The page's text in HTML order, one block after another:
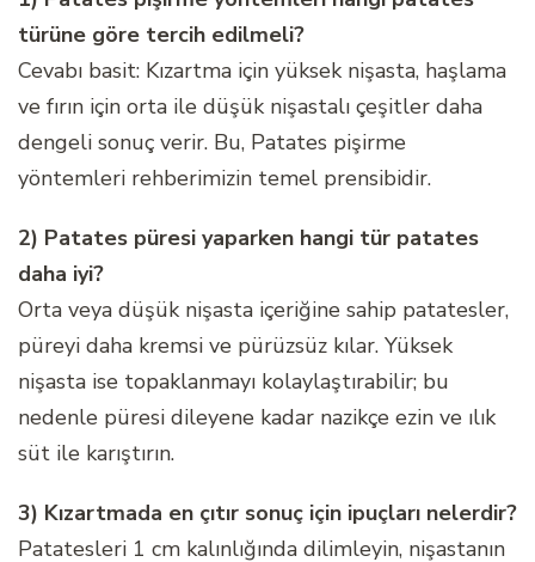
türüne göre tercih edilmeli?
Cevabı basit: Kızartma için yüksek nişasta, haşlama
ve fırın için orta ile düşük nişastalı çeşitler daha
dengeli sonuç verir. Bu, Patates pişirme
yöntemleri rehberimizin temel prensibidir.
2) Patates püresi yaparken hangi tür patates
daha iyi?
Orta veya düşük nişasta içeriğine sahip patatesler,
püreyi daha kremsi ve pürüzsüz kılar. Yüksek
nişasta ise topaklanmayı kolaylaştırabilir; bu
nedenle püresi dileyene kadar nazikçe ezin ve ılık
süt ile karıştırın.
3) Kızartmada en çıtır sonuç için ipuçları nelerdir?
Patatesleri 1 cm kalınlığında dilimleyin, nişastanın